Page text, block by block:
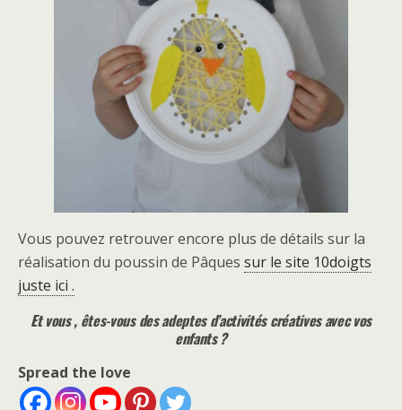
Vous pouvez retrouver encore plus de détails sur la
réalisation du poussin de Pâques sur le site 10doigts
juste ici .
Et vous , êtes-vous des adeptes d’activités créatives avec vos
enfants ?
Spread the love